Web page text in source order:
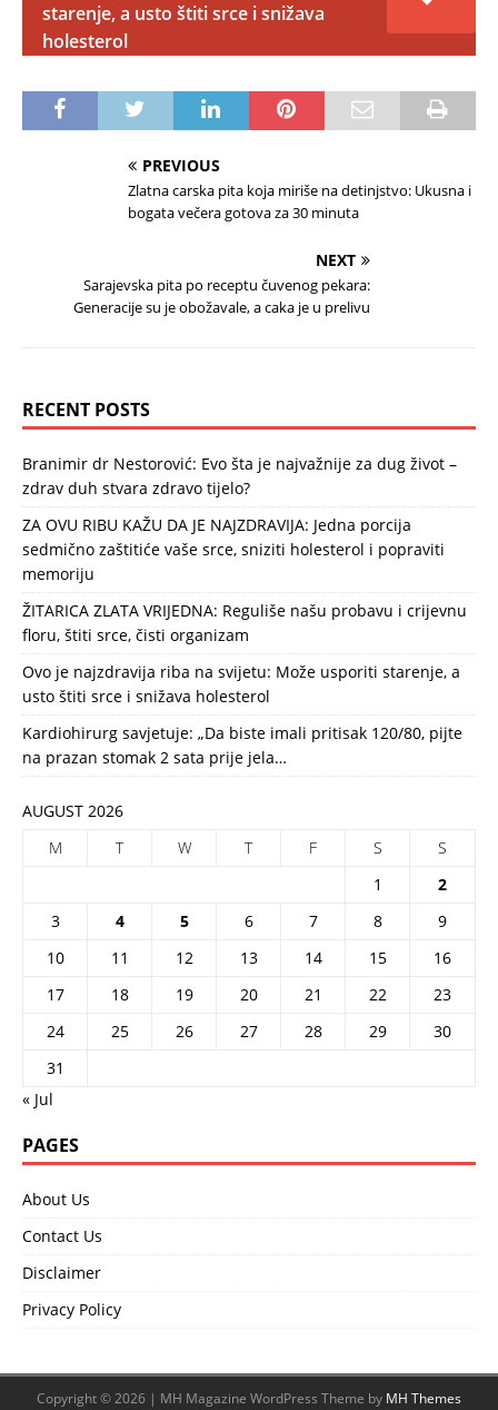
starenje, a usto štiti srce i snižava
holesterol
PREVIOUS
Zlatna carska pita koja miriše na detinjstvo: Ukusna i
bogata večera gotova za 30 minuta
NEXT
Sarajevska pita po receptu čuvenog pekara:
Generacije su je obožavale, a caka je u prelivu
RECENT POSTS
Branimir dr Nestorović: Evo šta je najvažnije za dug život –
zdrav duh stvara zdravo tijelo?
ZA OVU RIBU KAŽU DA JE NAJZDRAVIJA: Jedna porcija
sedmično zaštitiće vaše srce, sniziti holesterol i popraviti
memoriju
ŽITARICA ZLATA VRIJEDNA: Reguliše našu probavu i crijevnu
floru, štiti srce, čisti organizam
Ovo je najzdravija riba na svijetu: Može usporiti starenje, a
usto štiti srce i snižava holesterol
Kardiohirurg savjetuje: „Da biste imali pritisak 120/80, pijte
na prazan stomak 2 sata prije jela…
AUGUST 2026
M
T W T F S
S
1
2
3
4 5 6 7 8
9
10
11 12 13 14 15
16
17
18 19 20 21 22
23
24
25 26 27 28 29
30
31
« Jul
PAGES
About Us
Contact Us
Disclaimer
Privacy Policy
Copyright © 2026 | MH Magazine WordPress Theme by MH Themes